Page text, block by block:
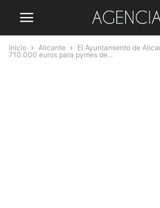
Inicio Alicante
El Ayuntamiento de
710.000 euros para pymes de...